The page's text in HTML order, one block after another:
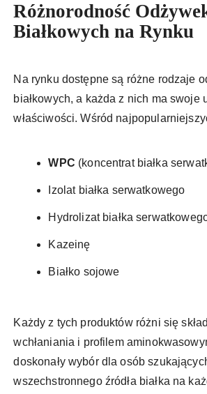
Różnorodność
Białkowych na Rynku
Na rynku dostępne są różne rodzaje
białkowych, a każda z nich ma swoje
właściwości. Wśród
WPC (koncentrat białka
Izolat białka serwatkowego
Hydrolizat białka
Kazeinę
Białko sojowe
Każdy z tych produktów różni się
wchłaniania i profilem
doskonały wybór dla osób
wszechstronnego źródła białka na